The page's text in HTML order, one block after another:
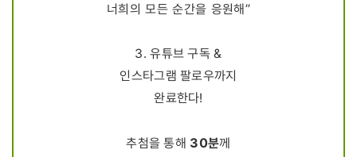
너희의 모든 순간을 응원해”
3. 유튜브 구독 &
인스타그램 팔로우까지
완료한다!
추첨을 통해 30분께